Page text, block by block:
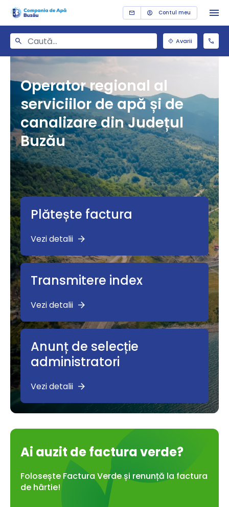
Contul meu
Avarii
Operator regional al
serviciilor de apă și de
canalizare din Județul
Buzău
Plătește factura
Vezi detalii
Transmitere index
Vezi detalii
Anunț de selecție
administratori
Vezi detalii
Ai auzit de factura verde?
Folosește Factura Verde și renunță la factura
de hârtie!